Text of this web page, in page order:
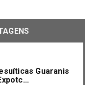
Guaranis